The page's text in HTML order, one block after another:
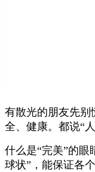
有散光的朋友先别
全、健康。都说“
什么是“完美”的眼
球状”，能保证各